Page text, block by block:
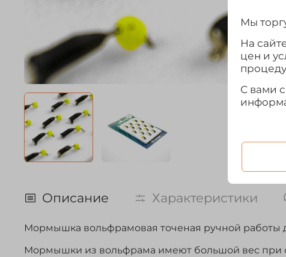
Описание Характеристики
Мормышка вольфрамовая точеная ручной работы
Мормышки из вольфрама имеют большой вес при
Мы
На
цен и
С вами